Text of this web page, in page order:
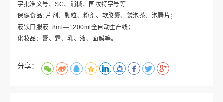
字批准文号、SC、消械、国妆特字号等…
保健食品: 片剂、颗粒、粉剂、软胶囊、袋泡茶、泡腾片；
液饮口服液: 8ml—1200ml全自动生产线；
化妆品：膏、霜、乳、液、面膜等。
分享：